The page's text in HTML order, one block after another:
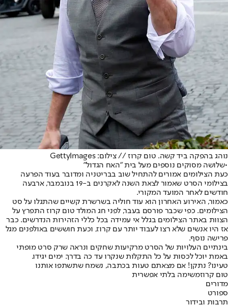
נוהג בהפקה ביד קשה. טום קרוז // צילום: GettyImages
•שלושה מסוקים נוספים מעל בית "האח הגדול"
כעת הצילומים אמורים להתחיל שוב בבריטניה ומדובר בעוד הפרעה
בצילומי הסרט שאמור לצאת השנה לאקרנים ב-19 בנובמבר, ארבעה
חודשים לאחר המועד המקורי.
כאמור, האירוע האחרון הוא עוד חוליה בשרשרת קשיים שהתגלו על סט
הצילומים. כפי שכבר פורסם בעבר, לפני חג המולד טום קרוז התפרץ על
הצוות באתר הצילומים בגלל אי עמידה בכל כללי הזהירות הנדרשים. כבר
אז היו אנשים שלא רצו לעבוד יותר עם קרוז, וכעת חוששים באולפנים מגל
פרישה נוסף.
בינתיים העלויות של הסרט מרקיעות שחקים ונראה שרק סרט מופתי
באמת יוכל לכסות על כל התקלות שנקרו עד כה בדרך. ימים יגידו.
טעינו? נתקן! אם מצאתם טעות בכתבה, נשמח שתשתפו אותנו
טום קרוזמשימה בלתי אפשרית
מדורים
ספורט
תרבות ובידור